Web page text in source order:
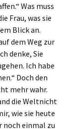
Was muss
Frau, was sie
Blick an.
dem Weg zur
denke, Sie
Ich habe
Doch den
mehr wahr.
die Weltnicht
wie sie heute
noch einmal zu